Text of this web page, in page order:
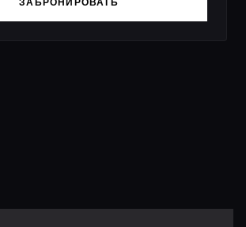
ЗАБРОНИРОВАТЬ